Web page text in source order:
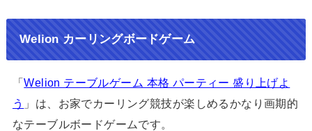
Welion カーリングボードゲーム
「Welion テーブルゲーム 本格 パーティー 盛り上げよ
う 」は、お家でカーリング競技が楽しめるかなり画期的
なテーブルボードゲームです。